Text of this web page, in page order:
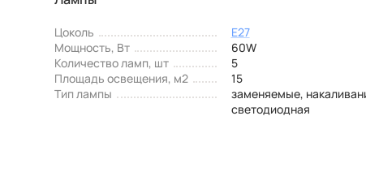
Цоколь
E27
Мощность, Вт
60W
Количество ламп, шт
5
Площадь освещения, м2
15
Тип лампы
заменяемые,
светодиодная